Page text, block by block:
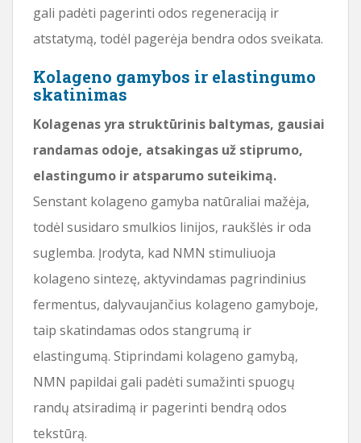
gali padėti pagerinti odos regeneraciją ir
atstatymą, todėl pagerėja bendra odos sveikata.
Kolageno gamybos ir elastingumo
skatinimas
Kolagenas yra struktūrinis baltymas, gausiai
randamas odoje, atsakingas už stiprumo,
elastingumo ir atsparumo suteikimą.
Senstant kolageno gamyba natūraliai mažėja,
todėl susidaro smulkios linijos, raukšlės ir oda
suglemba. Įrodyta, kad NMN stimuliuoja
kolageno sintezę, aktyvindamas pagrindinius
fermentus, dalyvaujančius kolageno gamyboje,
taip skatindamas odos stangrumą ir
elastingumą. Stiprindami kolageno gamybą,
NMN papildai gali padėti sumažinti spuogų
randų atsiradimą ir pagerinti bendrą odos
tekstūrą.